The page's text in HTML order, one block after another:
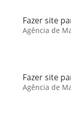
Fazer site
Agência de
Fazer site
Agência de